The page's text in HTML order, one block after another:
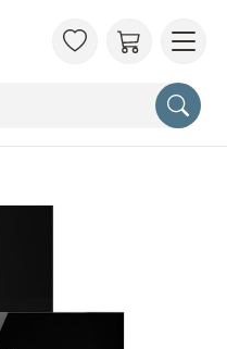
OM
FAQ